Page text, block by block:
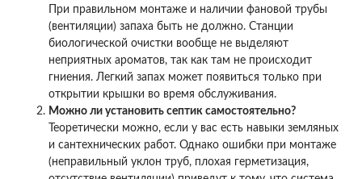
При правильном монтаже и наличии фановой трубы
(вентиляции) запаха быть не должно. Станции
биологической очистки вообще не выделяют
неприятных ароматов, так как там не происходит
гниения. Легкий запах может появиться только при
открытии крышки во время обслуживания.
Можно ли установить септик самостоятельно?
Теоретически можно, если у вас есть навыки земляных
и сантехнических работ. Однако ошибки при монтаже
(неправильный уклон труб, плохая герметизация,